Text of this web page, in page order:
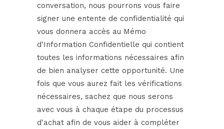
conversation, nous pourrons vous faire
signer une entente de confidentialité qui
vous donnera accès au Mémo
d'Information Confidentielle qui contient
toutes les informations nécessaires afin
de bien analyser cette opportunité. Une
fois que vous aurez fait les vérifications
nécessaires, sachez que nous serons
avec vous à chaque étape du processus
d'achat afin de vous aider à compléter